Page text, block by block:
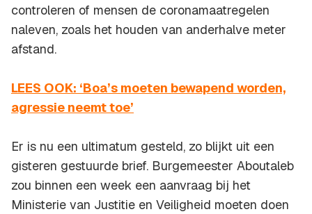
controleren of mensen de coronamaatregelen
naleven, zoals het houden van anderhalve meter
afstand.
LEES OOK: ‘Boa’s moeten bewapend worden,
agressie neemt toe’
Er is nu een ultimatum gesteld, zo blijkt uit een
gisteren gestuurde brief. Burgemeester Aboutaleb
zou binnen een week een aanvraag bij het
Ministerie van Justitie en Veiligheid moeten doen